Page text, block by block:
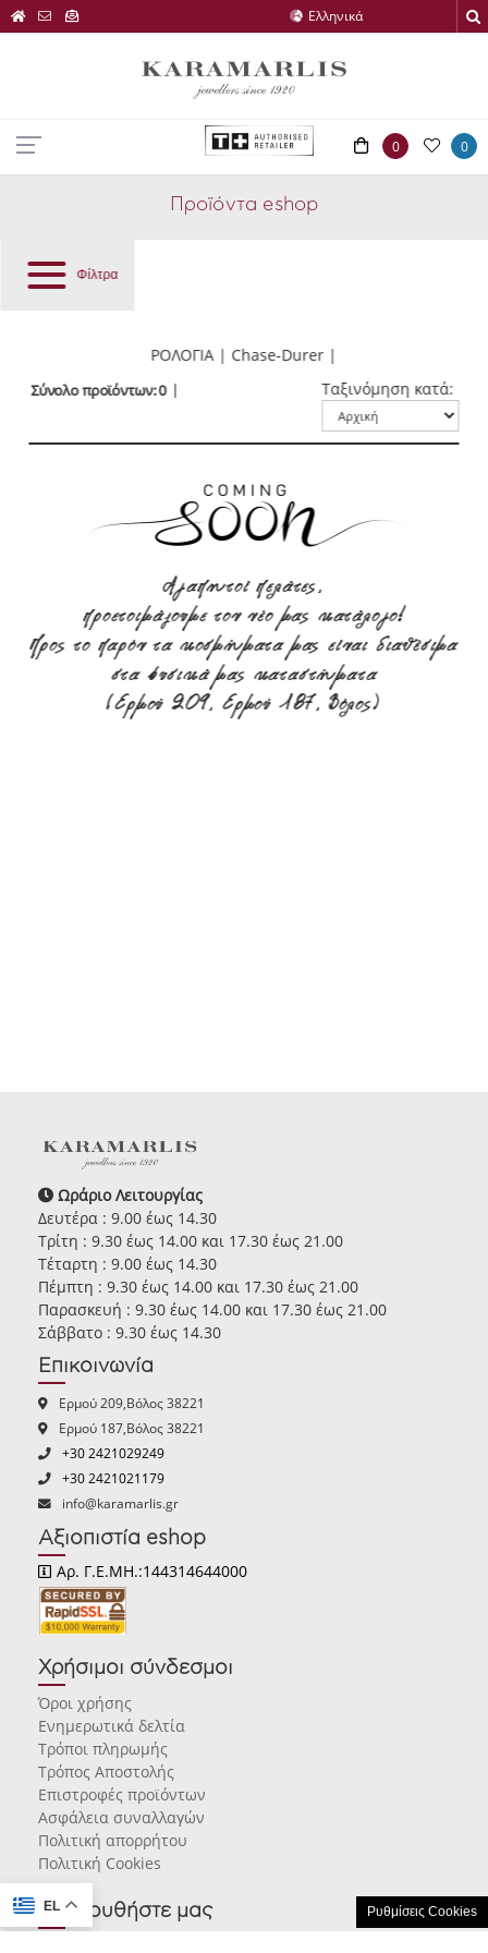
EL Ρυθμίσεις Cookies
0 0
Προϊόντα eshop
Φίλτρα
ΡΟΛΟΓΙΑ | Chase-Durer |
Σύνολο προϊόντων: 0 Ταξινόμηση κατά:
Αγαπητοί πελάτες,
προετοιμάζουμε τον νέο μας κατάλογο!
Προς το παρόν τα κοσμήματα μας είναι διαθέσιμα
στα φυσικά μας καταστήματα
(Ερμού 209, Ερμού 187, Βόλος)
Ωράριο Λειτουργίας
Δευτέρα : 9.00 έως 14.30
Τρίτη : 9.30 έως 14.00 και 17.30 έως 21.00
Τέταρτη : 9.00 έως 14.30
Πέμπτη : 9.30 έως 14.00 και 17.30 έως 21.00
Παρασκευή : 9.30 έως 14.00 και 17.30 έως 21.00
Σάββατο : 9.30 έως 14.30
Επικοινωνία
Ερμού 209,Βόλος 38221
Ερμού 187,Βόλος 38221
+30 2421029249
+30 2421021179
info@karamarlis.gr
Αξιοπιστία eshop
Αρ. Γ.Ε.ΜΗ.:144314644000
Χρήσιμοι σύνδεσμοι
Όροι χρήσης
Ενημερωτικά δελτία
Τρόποι πληρωμής
Τρόπος Αποστολής
Επιστροφές προϊόντων
Ασφάλεια συναλλαγών
Πολιτική απορρήτου
Πολιτική Cookies
Ακολουθήστε μας